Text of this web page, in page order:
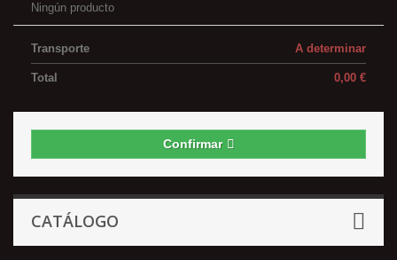
Ningún producto
A determinar
Transporte
0,00 €
Total
Confirmar
CATÁLOGO